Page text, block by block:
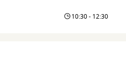
10:30 - 12:30